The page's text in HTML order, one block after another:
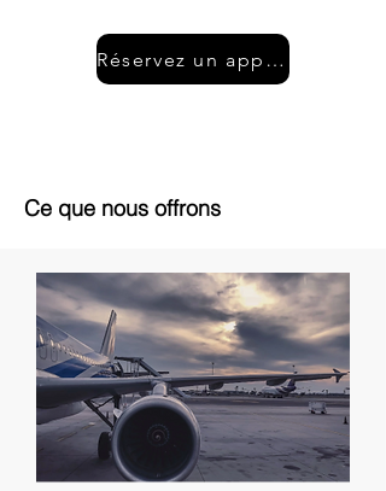
Réservez un appel gratuit
Ce que nous offrons